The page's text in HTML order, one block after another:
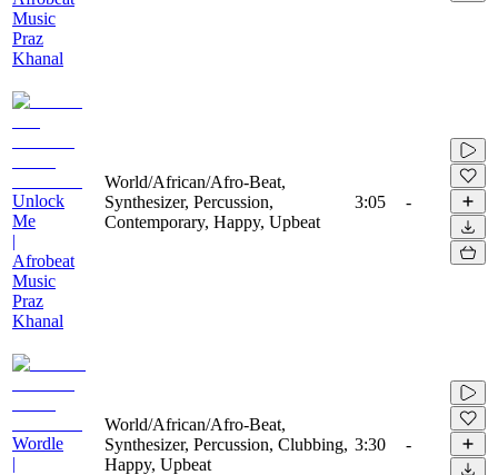
Music
Praz
Khanal
Unlock
Me
|
Afrobeat
Music
Praz
Khanal
World/African/Afro-Beat,
Synthesizer, Percussion,
Contemporary, Happy, Upbeat
3:05 -
Wordle
|
World/African/Afro-Beat,
Synthesizer, Percussion, Clubbing,
Happy, Upbeat
3:30 -